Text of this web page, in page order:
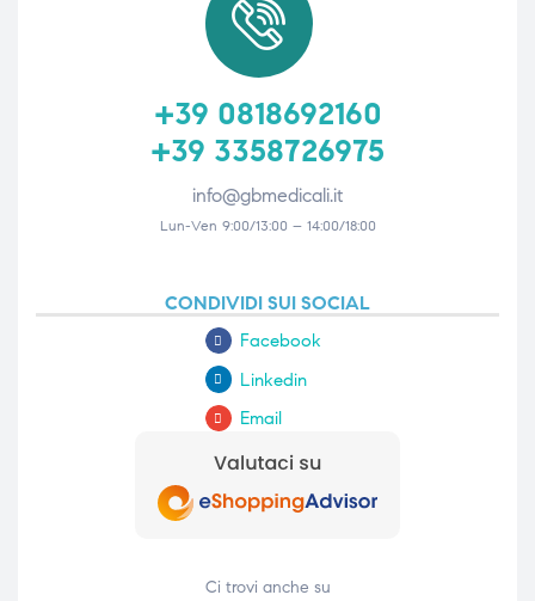
+39 0818692160
+39 3358726975
info@gbmedicali.it
Lun-Ven 9:00/13:00 – 14:00/18:00
CONDIVIDI SUI SOCIAL
Facebook
Linkedin
Email
Ci trovi anche su